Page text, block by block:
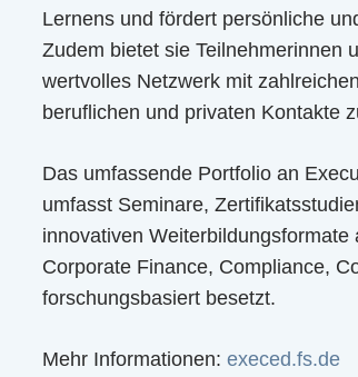
Lernens und fördert persönliche
Zudem bietet sie Teilnehmerinnen
wertvolles Netzwerk mit
beruflichen und privaten Kontakte
Das umfassende Portfolio an
umfasst Seminare,
innovativen
Corporate Finance, Compliance,
forschungsbasiert besetzt.
Mehr Informationen: execed.fs.de